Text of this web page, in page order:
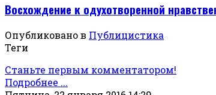
Восхождение к одухотворенной
Опубликовано в Публицистика
Теги
Станьте первым комментатором!
Подробнее ...